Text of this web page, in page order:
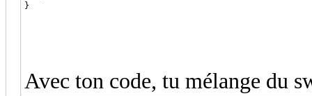
}
Avec ton code, tu mélange du